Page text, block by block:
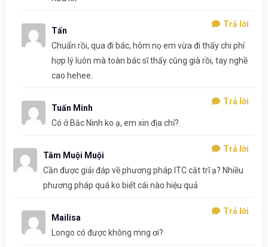
Tấn
Trả lời
Chuẩn rồi, qua đi bác, hôm nọ em vừa đi thấy chi phí
hợp lý luôn mà toàn bác sĩ thấy cũng già rồi, tay nghề
cao hehee.
Tuấn Minh
Trả lời
Có ở Bắc Ninh ko ạ, em xin địa chỉ?.
Tâm Muội Muội
Trả lời
Cần được giải đáp về phương pháp ITC cắt trĩ ạ? Nhiều
phương pháp quá ko biết cái nào hiệu quả
Mailisa
Trả lời
Longo có được không mng ơi?